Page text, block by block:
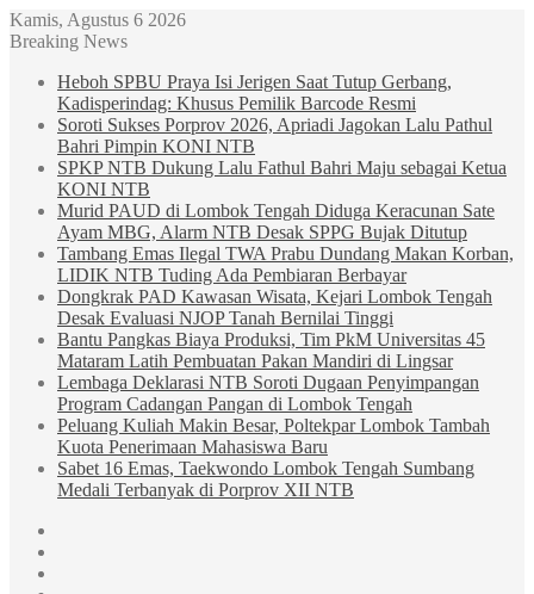
Kamis, Agustus 6 2026
Breaking News
Heboh SPBU Praya Isi Jerigen Saat Tutup Gerbang,
Kadisperindag: Khusus Pemilik Barcode Resmi
Soroti Sukses Porprov 2026, Apriadi Jagokan Lalu Pathul
Bahri Pimpin KONI NTB
SPKP NTB Dukung Lalu Fathul Bahri Maju sebagai Ketua
KONI NTB
Murid PAUD di Lombok Tengah Diduga Keracunan Sate
Ayam MBG, Alarm NTB Desak SPPG Bujak Ditutup
Tambang Emas Ilegal TWA Prabu Dundang Makan Korban,
LIDIK NTB Tuding Ada Pembiaran Berbayar
Dongkrak PAD Kawasan Wisata, Kejari Lombok Tengah
Desak Evaluasi NJOP Tanah Bernilai Tinggi
Bantu Pangkas Biaya Produksi, Tim PkM Universitas 45
Mataram Latih Pembuatan Pakan Mandiri di Lingsar
Lembaga Deklarasi NTB Soroti Dugaan Penyimpangan
Program Cadangan Pangan di Lombok Tengah
Peluang Kuliah Makin Besar, Poltekpar Lombok Tambah
Kuota Penerimaan Mahasiswa Baru
Sabet 16 Emas, Taekwondo Lombok Tengah Sumbang
Medali Terbanyak di Porprov XII NTB